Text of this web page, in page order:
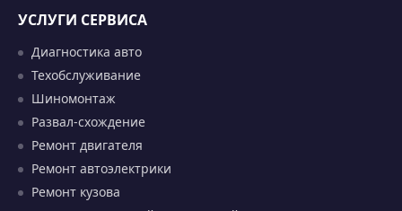
УСЛУГИ СЕРВИСА
Диагностика авто
Техобслуживание
Шиномонтаж
Развал-схождение
Ремонт двигателя
Ремонт автоэлектрики
Ремонт кузова